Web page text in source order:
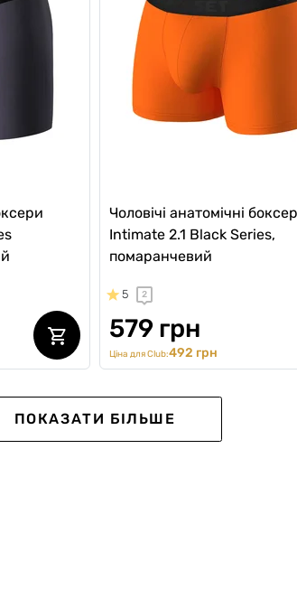
Чоловічі анатомічні
Intimate 2.1 Black Series,
помаранчевий
5 2
579 грн
Ціна для Club:492 грн
ПОКАЗАТИ БІЛЬШЕ